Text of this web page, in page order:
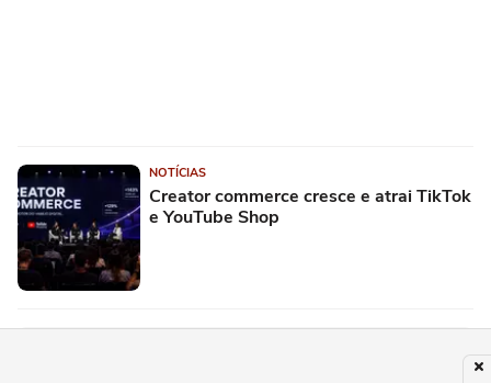
NOTÍCIAS
Creator commerce cresce e atrai TikTok
e YouTube Shop